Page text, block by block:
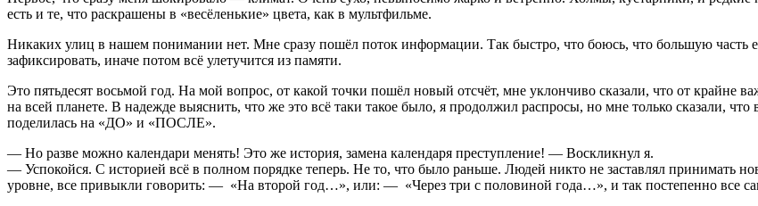
есть и те, что раскрашены в «весёленькие» цвета, как в мультфильме.
Никаких улиц в нашем понимании нет. Мне сразу пошёл поток информации. Так быстро, что боюсь, что большую часть
зафиксировать, иначе потом всё улетучится из памяти.
Это пятьдесят восьмой год. На мой вопрос, от какой точки пошёл новый отсчёт, мне уклончиво сказали, что от крайне
на всей планете. В надежде выяснить, что же это всё таки такое было, я продолжил распросы, но мне только сказали,
поделилась на «ДО» и «ПОСЛЕ».
— Но разве можно календари менять! Это же история, замена календаря преступление! — Воскликнул я.
— Успокойся. С историей всё в полном порядке теперь. Не то, что было раньше. Людей никто не заставлял принимать
уровне, все привыкли говорить: — «На второй год…», или: — «Через три с половиной года…», и так постепенно все